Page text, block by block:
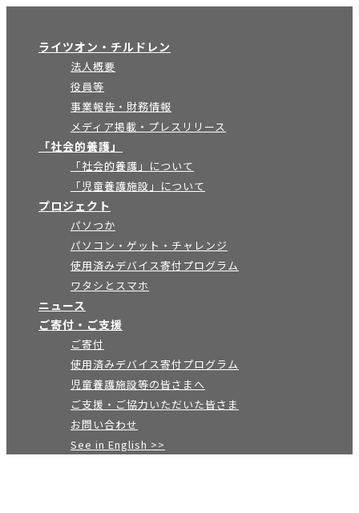
ライツオン・チルドレン
法人概要
役員等
事業報告・財務情報
メディア掲載・プレスリリース
「社会的養護」
「社会的養護」について
「児童養護施設」について
プロジェクト
パソつか
パソコン・ゲット・チャレンジ
使用済みデバイス寄付プログラム
ワタシとスマホ
ニュース
ご寄付・ご支援
ご寄付
使用済みデバイス寄付プログラム
児童養護施設等の皆さまへ
ご支援・ご協力いただいた皆さま
お問い合わせ
See in English >>